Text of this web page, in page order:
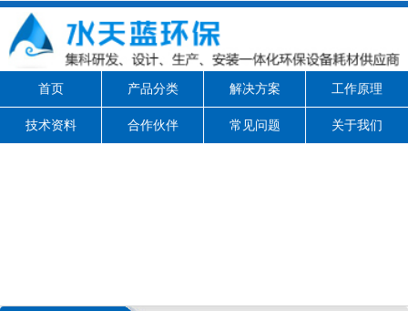
首页 产品分类 解决方案 工作原理
技术资料 合作伙伴 常见问题 关于我们